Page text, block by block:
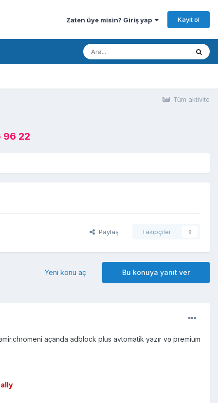
Zaten üye misin? Giriş yap Kayıt ol
Tüm aktivite
96 22
Paylaş Takipçiler 0
Bu konuya yanıt ver
Yeni konu aç
açanda adblock plus avtomatik yazır və premium